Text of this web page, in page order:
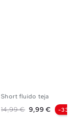
Short fluido teja
Precio base
14,99 € Precio
9,99 € -33%